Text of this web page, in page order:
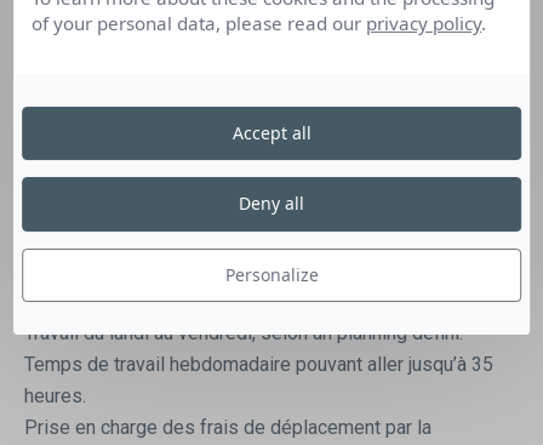
Vos missions :
l’habillage et au déshabillage.
Contribuer au maintien de l’autonomie des bénéficiaires en
leur apportant un soutien adapté.
Intervenir au domicile des usagers.
Conditions d’intervention :
Secteurs d’intervention : Cournon-Le Cendre ou
Billom/Campagne, en fonction de votre lieu de résidence.
Travail du lundi au vendredi, selon un planning défini.
Temps de travail hebdomadaire pouvant aller jusqu’à 35
heures.
Prise en charge des frais de déplacement par la
of your personal data, please read our privacy policy.
Personalize
Deny all
Accept all